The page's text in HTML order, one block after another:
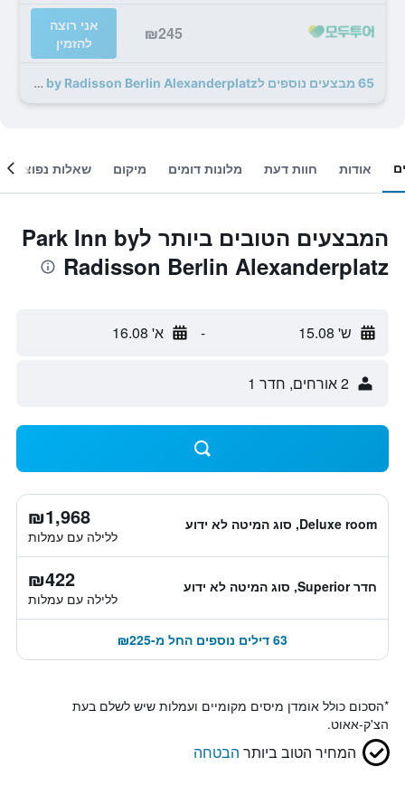
₪245
אני רוצה
להזמין
65 מבצעים נוספים לPark Inn by Radisson Berlin Alexanderplatz
אודות חוות דעת מלונות דומים מיקום שאלות נפוצות
המבצעים הטובים ביותר לPark Inn by
Radisson Berlin Alexanderplatz
ש' 15.08 - א' 16.08
2 אורחים, חדר 1
Deluxe room, סוג המיטה לא ידוע ₪1,968
ללילה עם עמלות
חדר Superior, סוג המיטה לא ידוע ₪422
ללילה עם עמלות
63 דילים נוספים החל מ-₪225
*הסכום כולל אומדן מיסים מקומיים ועמלות שיש לשלם בעת
הצ'ק-אאוט.
המחיר הטוב ביותר הבטחה